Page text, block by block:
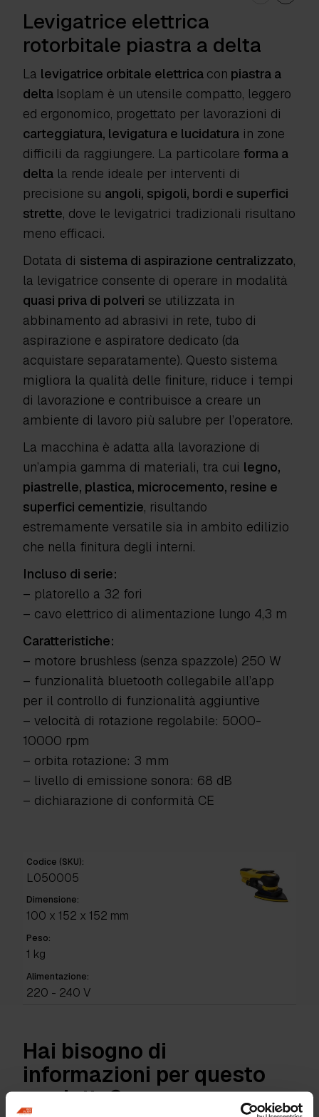
Levigatrice elettrica
rotorbitale piastra a delta
La levigatrice orbitale elettrica con piastra a
delta Isoplam è un utensile compatto, leggero
ed ergonomico, progettato per lavorazioni di
carteggiatura, levigatura e lucidatura in zone
difficili da raggiungere. La particolare forma a
delta la rende ideale per interventi di
precisione su angoli, spigoli, bordi e superfici
strette, dove le levigatrici tradizionali risultano
meno efficaci.
Dotata di sistema di aspirazione centralizzato,
la levigatrice consente di operare in modalità
quasi priva di polveri se utilizzata in
abbinamento ad abrasivi in rete, tubo di
aspirazione e aspiratore dedicato (da
acquistare separatamente). Questo sistema
migliora la qualità delle finiture, riduce i tempi
di lavorazione e contribuisce a creare un
ambiente di lavoro più salubre per l’operatore.
La macchina è adatta alla lavorazione di
un’ampia gamma di materiali, tra cui legno,
piastrelle, plastica, microcemento, resine e
superfici cementizie, risultando
estremamente versatile sia in ambito edilizio
che nella finitura degli interni.
Incluso di serie:
– platorello a 32 fori
– cavo elettrico di alimentazione lungo 4,3 m
Caratteristiche:
– motore brushless (senza spazzole) 250 W
– funzionalità bluetooth collegabile all’app
per il controllo di funzionalità aggiuntive
– velocità di rotazione regolabile: 5000-
10000 rpm
– orbita rotazione: 3 mm
– livello di emissione sonora: 68 dB
– dichiarazione di conformità CE
Codice (SKU):
L050005
Dimensione:
100 x 152 x 152 mm
Peso:
1 kg
Alimentazione:
220 - 240 V
Hai bisogno di
informazioni per questo
prodotto?